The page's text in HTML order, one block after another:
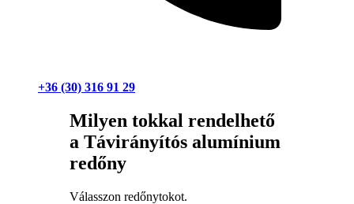
+36 (30) 316 91 29
Milyen tokkal rendelhető
a Távirányítós alumínium
redőny
Válasszon redőnytokot.